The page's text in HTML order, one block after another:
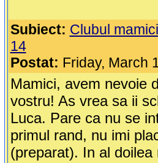
Subiect: Clubul
14
Postat: Friday, March
Mamici, avem nevoie
vostru! As vrea sa ii
Luca. Pare ca nu se
primul rand, nu imi
(preparat). In al doilea